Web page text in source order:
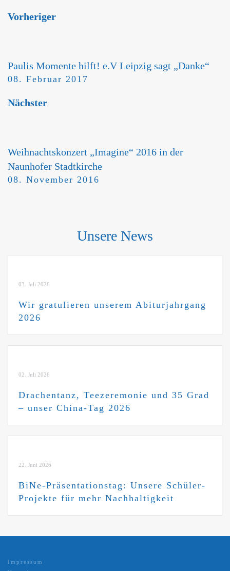
Vorheriger
Paulis Momente hilft! e.V Leipzig sagt „Danke“
08. Februar 2017
Nächster
Weihnachtskonzert „Imagine“ 2016 in der
Naunhofer Stadtkirche
08. November 2016
Unsere News
03. Juli 2026
Wir gratulieren unserem Abiturjahrgang
2026
02. Juli 2026
Drachentanz, Teezeremonie und 35 Grad
– unser China-Tag 2026
22. Juni 2026
BiNe-Präsentationstag: Unsere Schüler-
Projekte für mehr Nachhaltigkeit
Impressum